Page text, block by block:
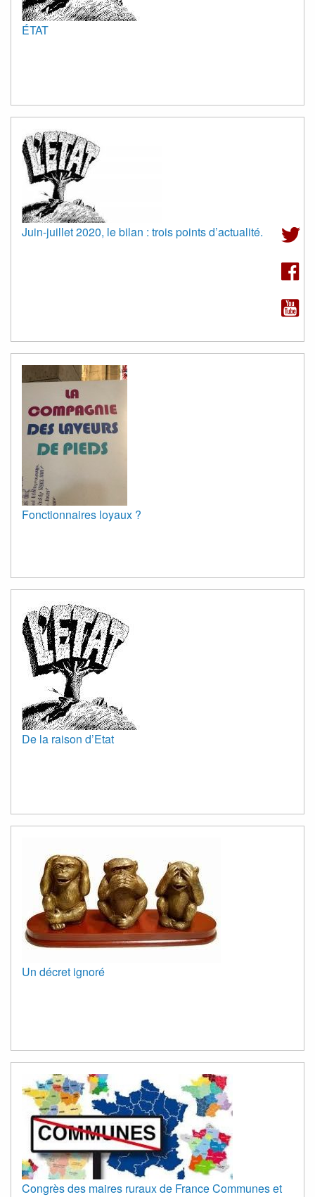
ÉTAT
Juin-juillet 2020, le bilan : trois points d’actualité.
Fonctionnaires loyaux ?
De la raison d’Etat
Un décret ignoré
Congrès des maires ruraux de France Communes et